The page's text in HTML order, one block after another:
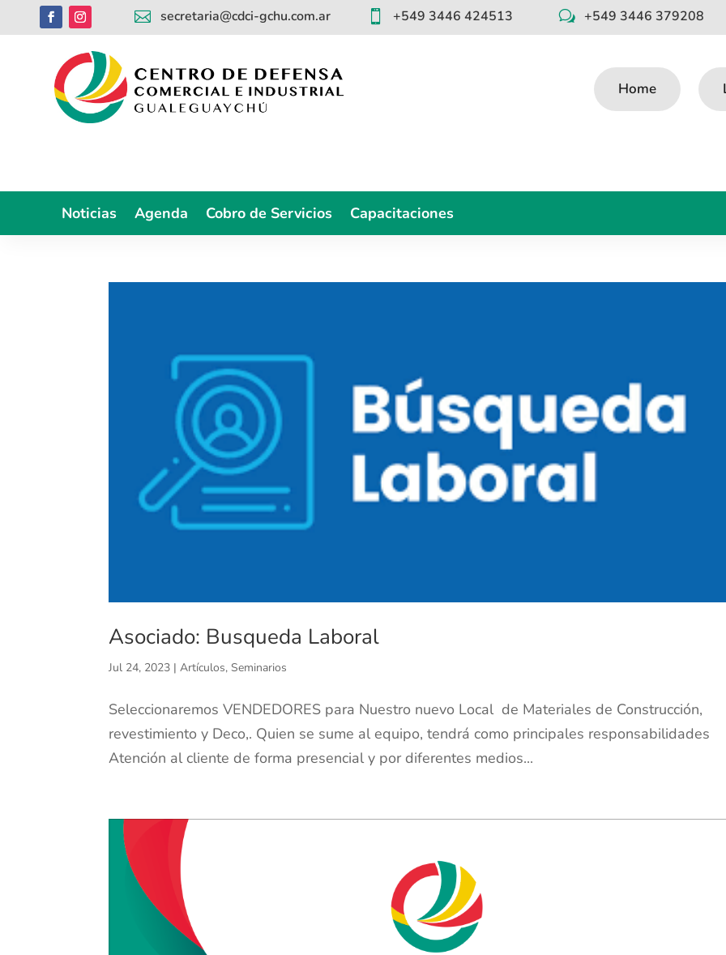
 secretaria@cdci-gchu.com.ar  +549 3446 424513 w +549 3446 379208
Home
Noticias Agenda Cobro de Servicios Capacitaciones
Asociado: Busqueda Laboral
Jul 24, 2023 |Artículos,Seminarios
Seleccionaremos VENDEDORES para Nuestro nuevo Local de Materiales de Construcción,
revestimiento y Deco,. Quien se sume al equipo, tendrá como principales responsabilidades
Atención al cliente de forma presencial y por diferentes medios...